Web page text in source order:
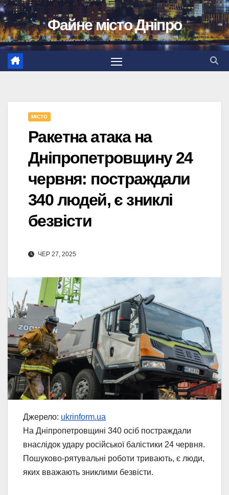
Перейти
до
вмісту
Файне місто Дніпро
МІСТО
Ракетна атака на
Дніпропетровщину 24
червня: постраждали
340 людей, є зниклі
безвісти
ЧЕР 27, 2025
Джерело: ukrinform.ua
На Дніпропетровщині 340 осіб постраждали
внаслідок удару російської балістики 24 червня.
Пошуково-рятувальні роботи тривають, є люди,
яких вважають зниклими безвісти.